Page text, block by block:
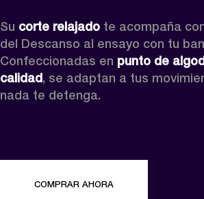
Su corte relajado te acompaña
del Descanso al ensayo con tu
Confeccionadas en punto de
calidad, se adaptan a tus
nada te detenga.
COMPRAR AHORA